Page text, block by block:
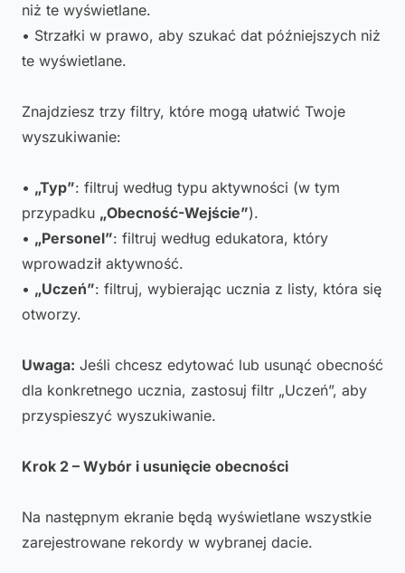
niż te wyświetlane.
• Strzałki w prawo, aby szukać dat późniejszych niż
te wyświetlane.
Znajdziesz trzy filtry, które mogą ułatwić Twoje
wyszukiwanie:
• „Typ”: filtruj według typu aktywności (w tym
przypadku „Obecność-Wejście”).
• „Personel”: filtruj według edukatora, który
wprowadził aktywność.
• „Uczeń”: filtruj, wybierając ucznia z listy, która się
otworzy.
Uwaga: Jeśli chcesz edytować lub usunąć obecność
dla konkretnego ucznia, zastosuj filtr „Uczeń”, aby
przyspieszyć wyszukiwanie.
Krok 2 – Wybór i usunięcie obecności
Na następnym ekranie będą wyświetlane wszystkie
zarejestrowane rekordy w wybranej dacie.